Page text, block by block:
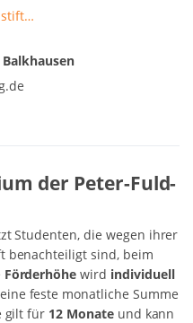
der Peter-Fuld-
Studenten, die wegen ihrer
benachteiligt sind, beim
Förderhöhe wird individuell
feste monatliche Summe
gilt für 12 Monateund kann